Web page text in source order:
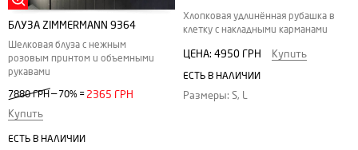
БЛУЗА ZIMMERMANN 9364
Шелковая блуза с нежным
розовым принтом и объемными
рукавами
7880 ГРН — 70% = 2365 ГРН
Купить
ЕСТЬ В НАЛИЧИИ
Хлопковая удлинённая рубашка в
клетку с накладными карманами
ЦЕНА: 4950 ГРН Купить
ЕСТЬ В НАЛИЧИИ
Размеры: S, L